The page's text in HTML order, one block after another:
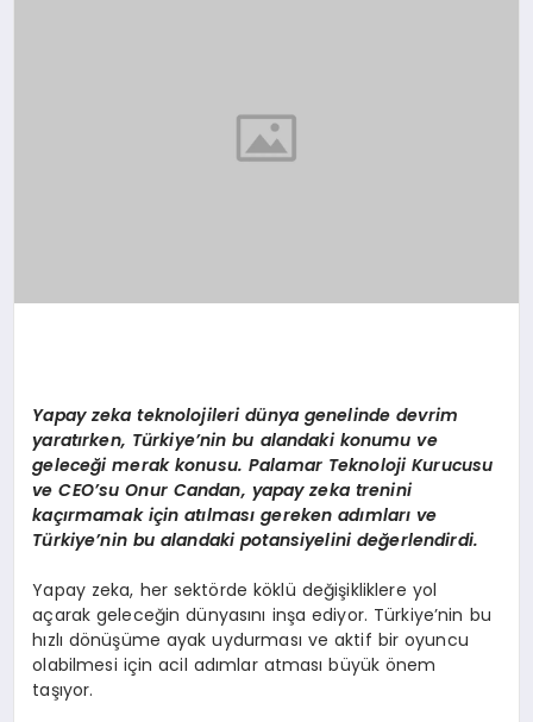
Yapay zeka teknolojileri dünya genelinde devrim
yaratırken, Türkiye’nin bu alandaki konumu ve
geleceği merak konusu. Palamar Teknoloji Kurucusu
ve CEO’su Onur Candan, yapay zeka trenini
kaçırmamak için atılması gereken adımları ve
Türkiye’nin bu alandaki potansiyelini değerlendirdi.
Yapay zeka, her sektörde köklü değişikliklere yol
açarak geleceğin dünyasını inşa ediyor. Türkiye’nin bu
hızlı dönüşüme ayak uydurması ve aktif bir oyuncu
olabilmesi için acil adımlar atması büyük önem
taşıyor.